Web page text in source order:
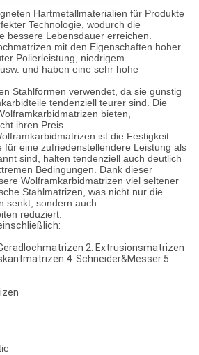
Hartmetallmaterialien für Produkte
Technologie, wodurch die
bessere Lebensdauer erreichen.
mit den Eigenschaften hoher
Polierleistung, niedrigem
und haben eine sehr hohe
Stahlformen verwendet, da sie günstig
tendenziell teurer sind. Die
bieten,
ihren Preis.
ist die Festigkeit.
für eine zufriedenstellendere Leistung als
sind, halten tendenziell auch deutlich
Bedingungen. Dank dieser
Wolframkarbidmatrizen viel seltener
Stahlmatrizen, was nicht nur die
senkt, sondern auch
reduziert.
2. Extrusionsmatrizen
4. Schneider&Messer 5.